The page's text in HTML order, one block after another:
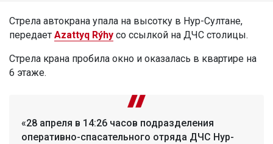
Стрела автокрана упала на высотку в Нур-Султане,
передает Azattyq Rýhy со ссылкой на ДЧС столицы.
Стрела крана пробила окно и оказалась в квартире на
6 этаже.
«28 апреля в 14:26 часов подразделения
оперативно-спасательного отряда ДЧС Нур-